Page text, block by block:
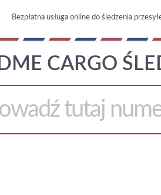
Bezpłatna usługa online do śledzenia
DME CARGO